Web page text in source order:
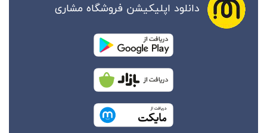
دانلود اپلیکیشن فروشگاه مشاری